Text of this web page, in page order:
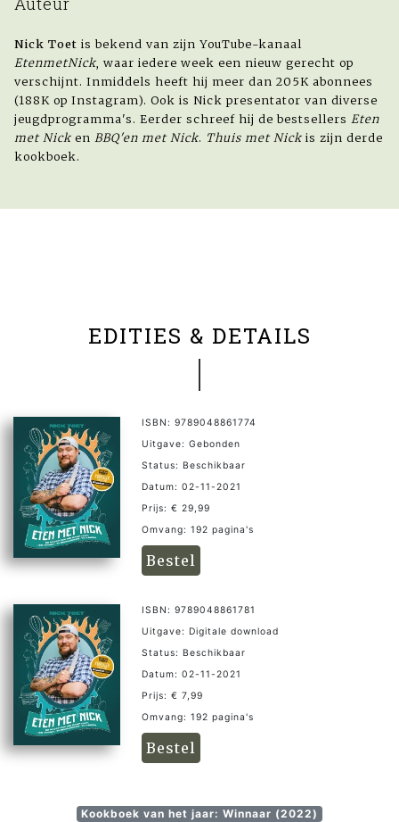
Nick Toet is bekend van zijn YouTube-kanaal
EtenmetNick , waar iedere week een nieuw gerecht op
verschijnt. Inmiddels heeft hij meer dan 205K abonnees
(188K op Instagram). Ook is Nick presentator van diverse
jeugdprogramma's. Eerder schreef hij de bestsellers Eten
met Nick en BBQ'en met Nick. Thuis met Nick is zijn derde
kookboek.
EDITIES & DETAILS
ISBN: 9789048861774
Uitgave: Gebonden
Status: Beschikbaar
Datum: 02-11-2021
Prijs: € 29,99
Omvang: 192 pagina's
Bestel
ISBN: 9789048861781
Uitgave: Digitale download
Status: Beschikbaar
Datum: 02-11-2021
Prijs: € 7,99
Omvang: 192 pagina's
Bestel
Kookboek van het jaar: Winnaar (2022)